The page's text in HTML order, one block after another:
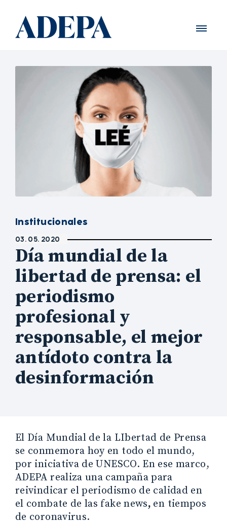
Institucionales
03. 05. 2020
Día mundial de la
libertad de prensa: el
periodismo
profesional y
responsable, el mejor
antídoto contra la
desinformación
El Día Mundial de la LIbertad de Prensa
se conmemora hoy en todo el mundo,
por iniciativa de UNESCO. En ese marco,
ADEPA realiza una campaña para
reivindicar el periodismo de calidad en
el combate de las fake news, en tiempos
de coronavirus.